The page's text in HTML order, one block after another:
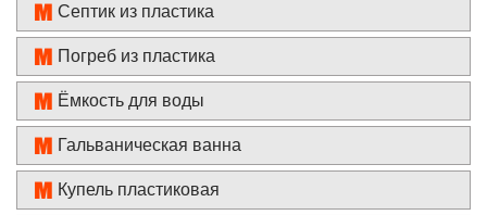
Септик из пластика
Погреб из пластика
Ёмкость для воды
Гальваническая ванна
Купель пластиковая